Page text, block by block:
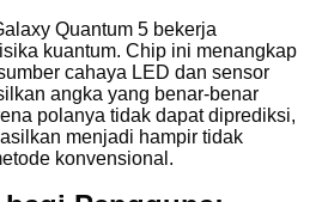
Quantum 5 bekerja
kuantum. Chip ini menangkap
cahaya LED dan sensor
angka yang benar-benar
polanya tidak dapat diprediksi,
menjadi hampir tidak
konvensional.